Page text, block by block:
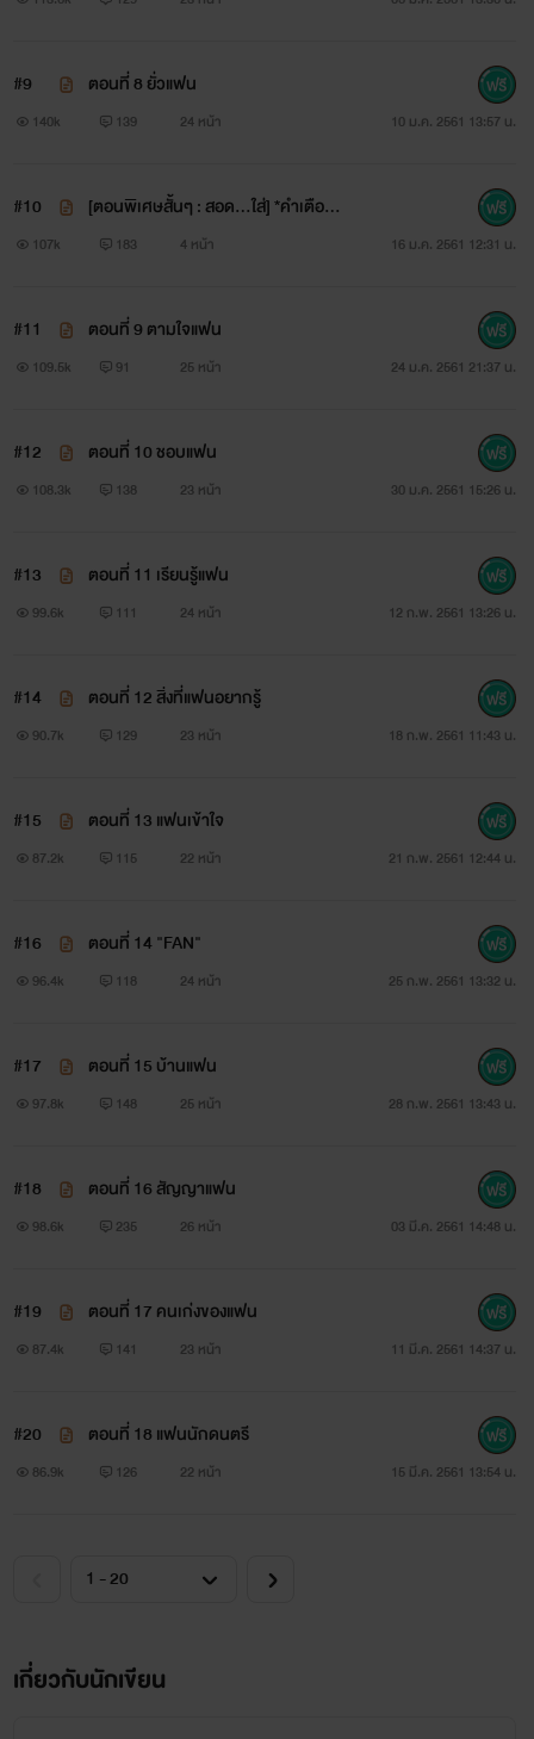
“อืม...อยากได้อีก จะให้เป็นแค่เซ็กส์เฟรนด์กันมึงคงไม่ชอบใจ กู
...
Writer Ex-SoulL
Writer Ex-SoulL
นิยายเรื่องนี้ไม่ได้มีเนื้อหารุนแรง เป็นแนว หื่น ห่าม ปนหวาน
#9 ตอนที่ 8 ยั่วแฟน
140k 139 24 หน้า 10 ม.ค. 2561 13:57 น.
#10
[ตอนพิเศษสั้นๆ : สอด...ใส่] *คำเตือน เ
มื่อน้องแฟนเป็นผู้หญิง
107k 183 4 หน้า 16 ม.ค. 2561 12:31 น.
#11 ตอนที่ 9 ตามใจแฟน
109.5k 91 25 หน้า 24 ม.ค. 2561 21:37 น.
#12 ตอนที่ 10 ชอบแฟน
108.3k 138 23 หน้า 30 ม.ค. 2561 15:26 น.
#13 ตอนที่ 11 เรียนรู้แฟน
99.6k 111 24 หน้า 12 ก.พ. 2561 13:26 น.
#14 ตอนที่ 12 สิ่งที่แฟนอยากรู้
90.7k 129 23 หน้า 18 ก.พ. 2561 11:43 น.
#15 ตอนที่ 13 แฟนเข้าใจ
87.2k 115 22 หน้า 21 ก.พ. 2561 12:44 น.
#16 ตอนที่ 14 "FAN"
96.4k 118 24 หน้า 25 ก.พ. 2561 13:32 น.
#17 ตอนที่ 15 บ้านแฟน
97.8k 148 25 หน้า 28 ก.พ. 2561 13:43 น.
#18 ตอนที่ 16 สัญญาแฟน
98.6k 235 26 หน้า 03 มี.ค. 2561 14:48 น.
#19 ตอนที่ 17 คนเก่งของแฟน
87.4k 141 23 หน้า 11 มี.ค. 2561 14:37 น.
#20 ตอนที่ 18 แฟนนักดนตรี
86.9k 126 22 หน้า 15 มี.ค. 2561 13:54 น.
เกี่ยวกับนักเขียน